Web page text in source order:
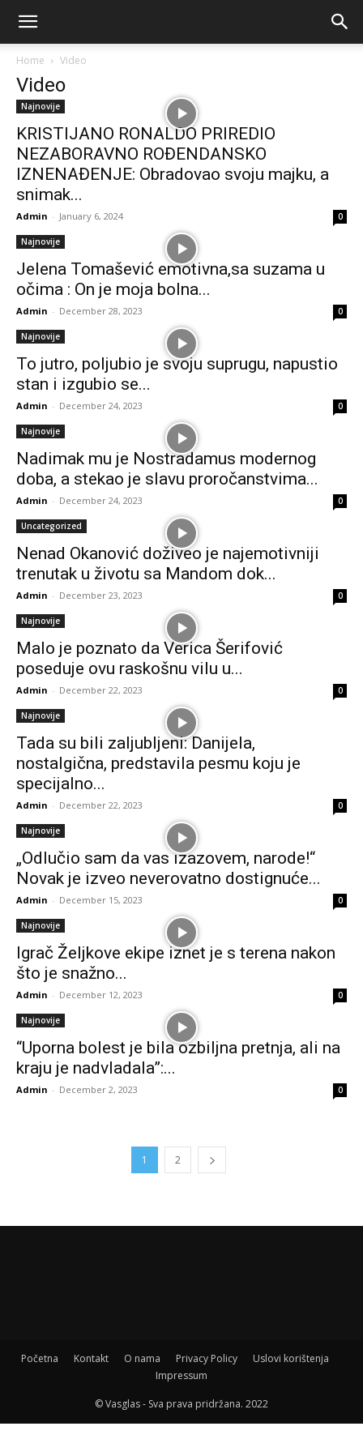
Home Video
Video
Najnovije
KRISTIJANO RONALDO PRIREDIO
NEZABORAVNO ROĐENDANSKO
IZNENAĐENJE: Obradovao svoju majku, a
snimak...
Admin - January 6, 2024 0
Najnovije
Jelena Tomašević emotivna,sa suzama u
očima : On je moja bolna...
Admin - December 28, 2023 0
Najnovije
To jutro, poljubio je svoju suprugu, napustio
stan i izgubio se...
Admin - December 24, 2023 0
Najnovije
Nadimak mu je Nostradamus modernog
doba, a stekao je slavu proročanstvima...
Admin - December 24, 2023 0
Uncategorized
Nenad Okanović doživeo je najemotivniji
trenutak u životu sa Mandom dok...
Admin - December 23, 2023 0
Najnovije
Malo je poznato da Verica Šerifović
poseduje ovu raskošnu vilu u...
Admin - December 22, 2023 0
Najnovije
Tada su bili zaljubljeni: Danijela,
nostalgična, predstavila pesmu koju je
specijalno...
Admin - December 22, 2023 0
Najnovije
„Odlučio sam da vas izazovem, narode!“
Novak je izveo neverovatno dostignuće...
Admin - December 15, 2023 0
Najnovije
Igrač Željkove ekipe iznet je s terena nakon
što je snažno...
Admin - December 12, 2023 0
Najnovije
“Uporna bolest je bila ozbiljna pretnja, ali na
kraju je nadvladala”:...
Admin - December 2, 2023 0
1 2
Početna Kontakt O nama Privacy Policy
Uslovi korištenja
Impressum
© Vasglas - Sva prava pridržana. 2022